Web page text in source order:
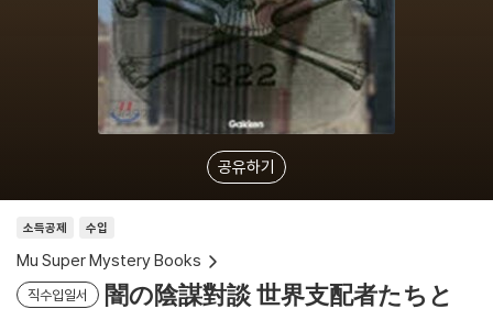
공유하기
소득공제 수입
Mu Super Mystery Books
직수입일서
闇の陰謀對談 世界支配者たちと